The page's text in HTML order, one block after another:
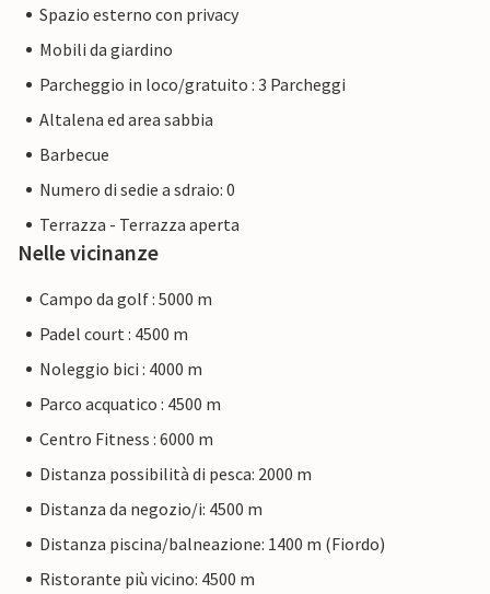
Spazio esterno con privacy
Mobili da giardino
Parcheggio in loco/gratuito : 3 Parcheggi
Altalena ed area sabbia
Barbecue
Numero di sedie a sdraio: 0
Terrazza - Terrazza aperta
Nelle vicinanze
Campo da golf : 5000 m
Padel court : 4500 m
Noleggio bici : 4000 m
Parco acquatico : 4500 m
Centro Fitness : 6000 m
Distanza possibilità di pesca: 2000 m
Distanza da negozio/i: 4500 m
Distanza piscina/balneazione: 1400 m (Fiordo)
Ristorante più vicino: 4500 m